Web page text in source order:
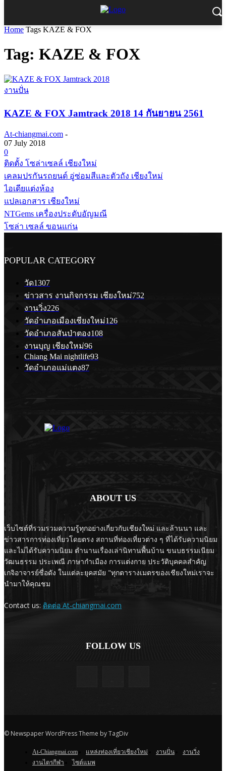
Home Tags KAZE & FOX
Tag: KAZE & FOX
งานปั่น
KAZE & FOX Jamtrack 2018 14 กันยายน 2561
At-chiangmai.com -
07 July 2018
0
ติดตั้ง โซล่าเซลล์ เชียงใหม่
เคลมปรกันรถยนต์ อู่ซ่อมสีและตัวถัง เชียงใหม่
ไอเดียแต่งห้อง
แปลเอกสาร เชียงใหม่
NTGems เครื่องประดับอัญมณี
โซล่า เซลล์ ขอนแก่น
POPULAR CATEGORY
วัด1307
ข่าวสาร งานกิจกรรม เชียงใหม่752
งานวิ่ง226
วัดอำเภอเมืองเชียงใหม่126
วัดอำเภอสันป่าตอง108
งานบุญ เชียงใหม่96
Chiang Mai nightlife93
วัดอำเภอแม่แตง87
ABOUT US
เว็บไซต์ที่รวมรวมความรู้ทุกอย่างเกี่ยวกับเชียงใหม่ และล้านนา และ
ข่าวสารการท่องเที่ยวโดยตรง สถานที่ท่องเที่ยวต่าง ๆ ที่ได้รับความนิยม
และไม่ได้รับความนิยม ตำนานเรื่องเล่านิทานพื้นบ้าน ขนบธรรมเนียม
วัฒนธรรม ประเพณี ภาษากำเมือง การแต่งกาย ประวัติบุคคลสำคัญ
เกจิอาจารย์ชื่อดัง ในแต่ละยุคสมัย "ทุกตารางเมตรของเชียงใหม่เราจะ
นำมาให้คุณชม
Contact us: ติดต่อ At-chiangmai.com
FOLLOW US
© Newspaper WordPress Theme by TagDiv
At-Chiangmai.com แหล่งท่องเที่ยวเชียงใหม่ งานปั่น
งานวิ่ง
งานไตรกีฬา
ไซต์แมพ